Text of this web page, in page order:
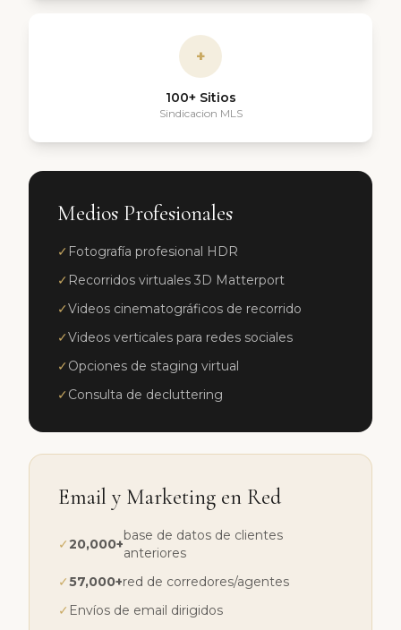
+
100+ Sitios
Sindicacion MLS
Medios Profesionales
✓ Fotografía profesional HDR
✓ Recorridos virtuales 3D Matterport
✓Videos cinematográficos de recorrido
✓Videos verticales para redes sociales
✓ Opciones de staging virtual
✓ Consulta de decluttering
Email y Marketing en Red
✓20,000+
base de datos de clientes
anteriores
✓57,000+red de corredores/agentes
✓ Envíos de email dirigidos